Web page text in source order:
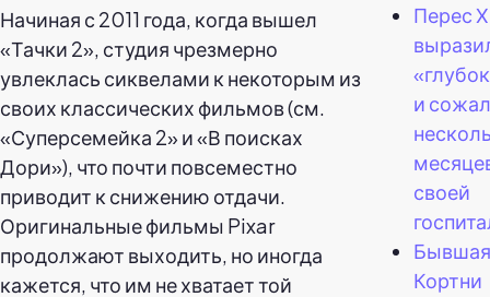
Начиная с 2011 года, когда вышел
«Тачки 2», студия чрезмерно
увлеклась сиквелами к некоторым из
своих классических фильмов (см.
«Суперсемейка 2» и «В поисках
Дори»), что почти повсеместно
приводит к снижению отдачи.
Оригинальные фильмы Pixar
продолжают выходить, но иногда
кажется, что им не хватает той
Перес
и
своей
Кортни